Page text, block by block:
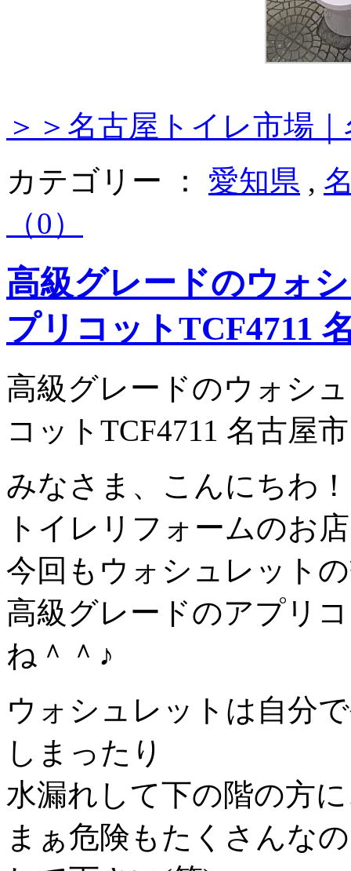
＞＞名古屋トイレ市場
カテゴリー ： 愛知県 ,
（0）
高級グレードのウォ
プリコットTCF4711
高級グレードのウォシ
コットTCF4711 名古屋
みなさま、こんにちわ！
トイレリフォームのお
今回もウォシュレット
高級グレードのアプリ
ね＾＾♪
ウォシュレットは自分
しまったり
水漏れして下の階の方
まぁ危険もたくさんな